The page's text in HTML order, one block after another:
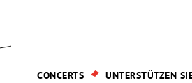
CONCERTS UNTERSTÜTZEN